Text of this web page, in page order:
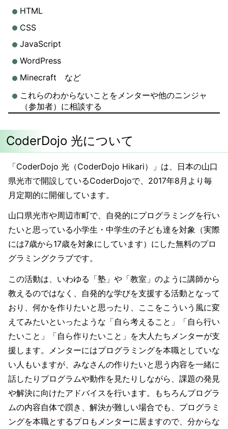
HTML
CSS
JavaScript
WordPress
Minecraft など
これらのわからないことをメンターや他のニンジャ
（参加者）に相談する
CoderDojo 光について
「CoderDojo 光（CoderDojo Hikari）」は、日本の山口
県光市で開設しているCoderDojoで、2017年8月より毎
月定期的に開催しています。
山口県光市や周辺市町で、自発的にプログラミングを行い
たいと思っている小学生・中学生の子ども達を対象（実際
には7歳から17歳を対象にしています）にした無料のプロ
グラミングクラブです。
この活動は、いわゆる「塾」や「教室」のように講師から
教えるのではなく、自発的な学びを支援する活動となって
おり、何かを作りたいと思ったり、ここをこういう風に変
えてみたいといったような「自ら考えること」「自ら行い
たいこと」「自ら作りたいこと」を大人たちメンターが支
援します。メンターにはプログラミングを本職としていな
い人もいますが、みなさんの作りたいと思う内容を一緒に
話したりプログラムや動作を見たりしながら、課題の発見
や解決に向けたアドバイスを行います。もちろんプログラ
ムの内容自体で躓き、解決が難しい場合でも、プログラミ
ングを本職とするプロもメンターに居ますので、分からな